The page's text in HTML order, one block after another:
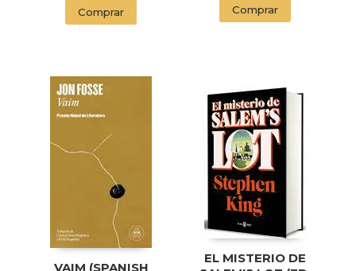
Comprar Comprar
VAIM (SPANISH
EL MISTERIO DE